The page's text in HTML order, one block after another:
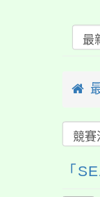
「